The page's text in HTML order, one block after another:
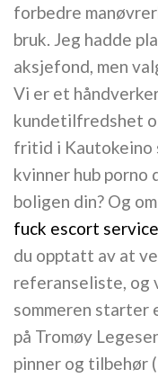
forbedre
bruk. Jeg hadde
aksjefond, men
Vi er et
kundetilfredshet
fritid i Kautokeino
kvinner hub porno
boligen din? Og
fuck escort
du opptatt av at
referanseliste, og
sommeren
på Tromøy
pinner og tilbehør